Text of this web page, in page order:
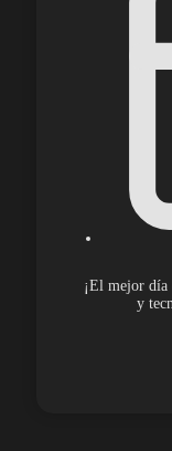
¡El mejor
y